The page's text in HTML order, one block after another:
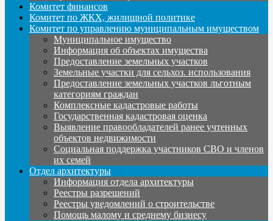
Комитет финансов
Комитет по ЖКХ, жилищной политике
Комитет по управлению муниципальным имуществом
Муниципальное имущество
Информация об объектах имущества
Предоставление земельных участков
Земельные участки для сельхоз. использования
Предоставление земельных участков льготным
категориям граждан
Комплексные кадастровые работы
Государственная кадастровая оценка
Выявление правообладателей ранее учтенных
объектов недвижимости
Социальная поддержка участников СВО и членов
их семей
Отдел архитектуры
Информация отдела архитектуры
Реестры разрешений
Реестры уведомлений о строительстве
Помощь малому и среднему бизнесу